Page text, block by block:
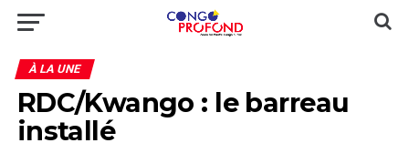
À LA UNE
RDC/Kwango : le barreau
installé